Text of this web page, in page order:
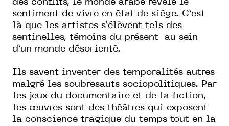
des conflits, le monde arabe révèle le
sentiment de vivre en état de siège. C’est
là que les artistes s’élèvent tels des
sentinelles, témoins du présent au sein
d’un monde désorienté.
Ils savent inventer des temporalités autres
malgré les soubresauts sociopolitiques. Par
les jeux du documentaire et de la fiction,
les œuvres sont des théâtres qui exposent
la conscience tragique du temps tout en la